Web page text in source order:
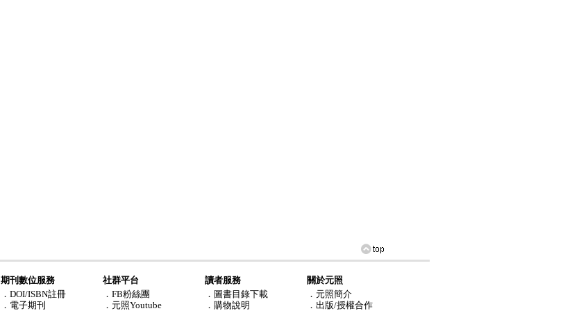
期刊數位服務
．DOI/ISBN註冊
．電子期刊
社群平台
．FB粉絲團
．元照Youtube
讀者服務
．圖書目錄下載
．購物說明
關於元照
．元照簡介
．出版/授權合作